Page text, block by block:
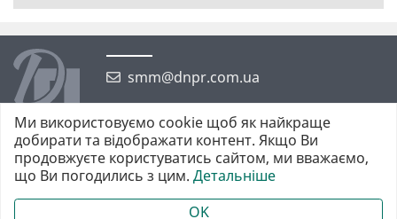
smm@dnpr.com.ua
©2026 https://dnpr.com.ua Дніпровська порадниця
Всі права захищені. При повному або частковому використанні
Ми використовуємо cookie щоб як найкраще
добирати та відображати контент. Якщо Ви
продовжуєте користуватись сайтом, ми вважаємо,
що Ви погодились з цим. Детальніше
OK